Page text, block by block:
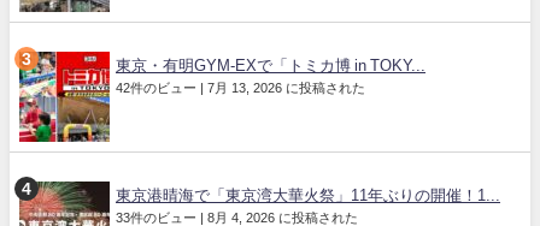
東京・有明GYM-EXで「トミカ博 in TOKY...
42件のビュー | 7月 13, 2026 に投稿された
東京港晴海で「東京湾大華火祭」11年ぶりの開催！1...
33件のビュー | 8月 4, 2026 に投稿された